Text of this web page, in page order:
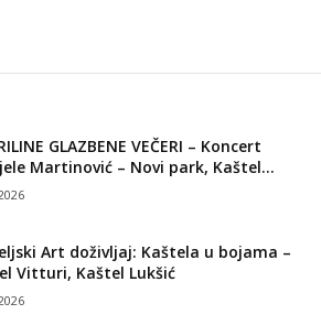
GLAZBENE VEČERI – Koncert
Martinović – Novi park, Kaštel...
Art doživljaj: Kaštela u bojama –
Vitturi, Kaštel Lukšić